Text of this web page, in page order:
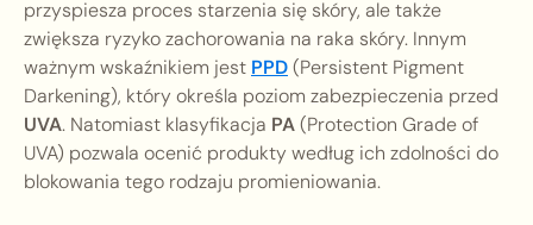
przyspiesza proces starzenia się skóry, ale także
zwiększa ryzyko zachorowania na raka skóry. Innym
ważnym wskaźnikiem jest PPD(Persistent Pigment
Darkening), który określa poziom zabezpieczenia przed
UVA. Natomiast klasyfikacja PA(Protection Grade of
UVA) pozwala ocenić produkty według ich zdolności do
blokowania tego rodzaju promieniowania.